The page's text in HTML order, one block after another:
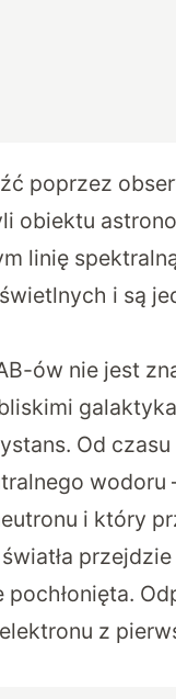
poprzez
obiektu
linię
i są
ów nie jest
Od
wodoru
i który
pochłonięta.
z